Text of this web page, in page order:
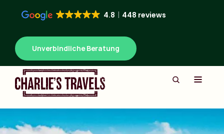
4.8 448 reviews
Unverbindliche Beratung